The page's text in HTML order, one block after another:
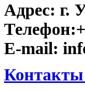
Адрес: г.
Телефон:
E-mail:
Контакты